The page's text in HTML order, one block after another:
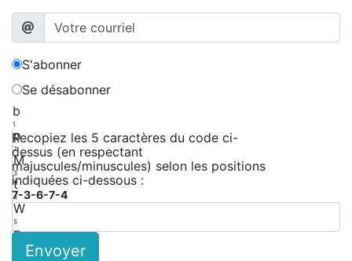
S'abonner
Se désabonner
b
1
p
2
M
3
t
4
W
5
p
Recopiez les 5 caractères du code ci-
dessus (en respectant
majuscules/minuscules) selon les positions
indiquées ci-dessous :
7-3-6-7-4
Envoyer